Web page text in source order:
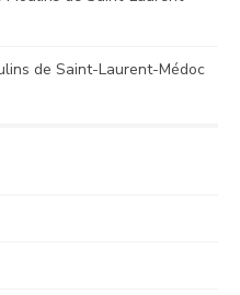
de Saint-Laurent-Médoc